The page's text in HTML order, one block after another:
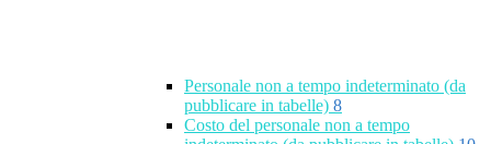
Personale non a tempo indeterminato (da
pubblicare in tabelle) 8
Costo del personale non a tempo